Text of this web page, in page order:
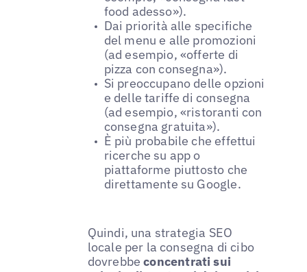
food adesso»).
Dai priorità alle specifiche
del menu e alle promozioni
(ad esempio, «offerte di
pizza con consegna»).
Si preoccupano delle opzioni
e delle tariffe di consegna
(ad esempio, «ristoranti con
consegna gratuita»).
È più probabile che effettui
ricerche su app o
piattaforme piuttosto che
direttamente su Google.
Quindi, una strategia SEO
locale per la consegna di cibo
dovrebbe concentrati sui